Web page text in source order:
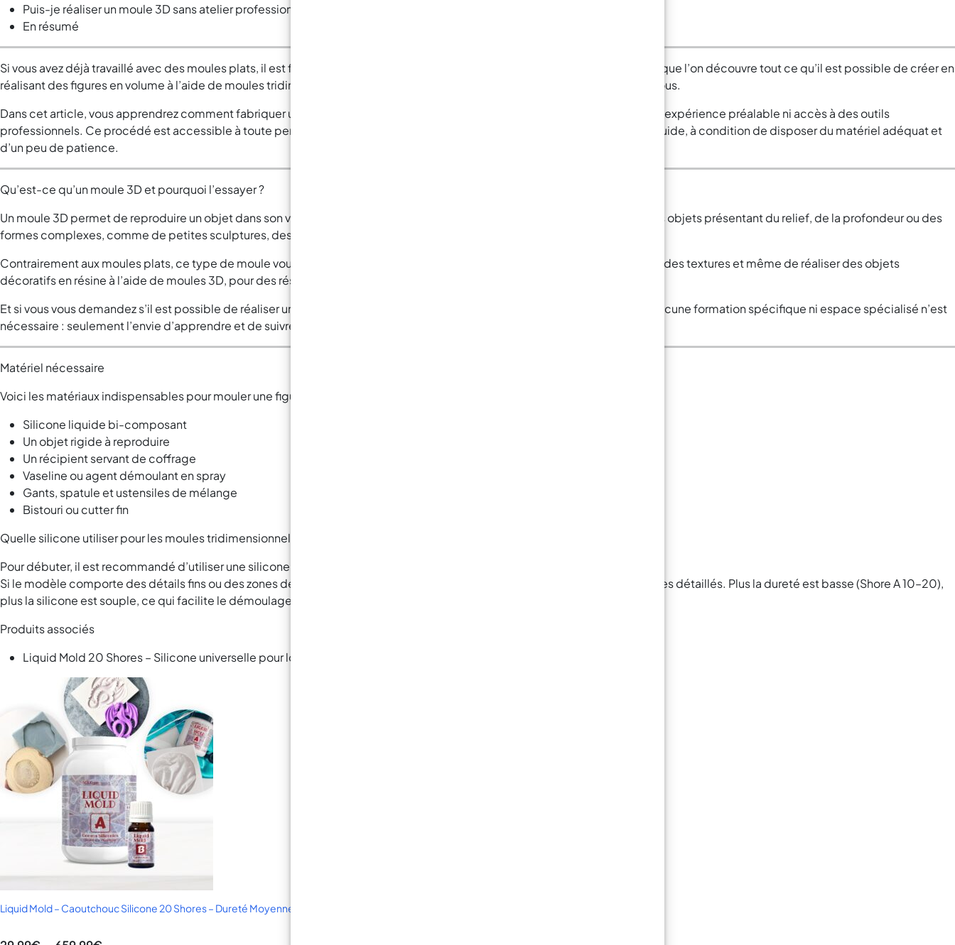
Puis-je réaliser un moule 3D sans atelier professionnel ?
En résumé
Si vous avez déjà travaillé avec des moules plats, il est fort probable que vous ayez envie d’aller un peu plus loin. En effet, lorsque l’on découvre tout ce qu’il est possible de créer en
réalisant des figures en volume à l’aide de moules tridimensionnels, un immense champ de possibilités créatives s’ouvre à nous.
Dans cet article, vous apprendrez comment fabriquer un moule 3D en silicone, étape par étape, même si vous n’avez aucune expérience préalable ni accès à des outils
professionnels. Ce procédé est accessible à toute personne souhaitant mouler des objets à la maison avec de la silicone liquide, à condition de disposer du matériel adéquat et
d’un peu de patience.
Qu’est-ce qu’un moule 3D et pourquoi l’essayer ?
Un moule 3D permet de reproduire un objet dans son volume complet, et non pas seulement sur une face. Il est idéal pour les objets présentant du relief, de la profondeur ou des
formes complexes, comme de petites sculptures, des boîtes à bijoux ou des objets décoratifs.
Contrairement aux moules plats, ce type de moule vous permet d’expérimenter des finitions professionnelles, des couleurs, des textures et même de réaliser des objets
décoratifs en résine à l’aide de moules 3D, pour des résultats durables et uniques.
Et si vous vous demandez s’il est possible de réaliser un moule 3D sans expérience préalable, ce tutoriel est fait pour vous. Aucune formation spécifique ni espace spécialisé n’est
nécessaire : seulement l’envie d’apprendre et de suivre les étapes avec soin.
Matériel nécessaire
Voici les matériaux indispensables pour mouler une figure 3D à la maison :
Silicone liquide bi-composant
Un objet rigide à reproduire
Un récipient servant de coffrage
Vaseline ou agent démoulant en spray
Gants, spatule et ustensiles de mélange
Bistouri ou cutter fin
Quelle silicone utiliser pour les moules tridimensionnels ?
Pour débuter, il est recommandé d’utiliser une silicone avec une dureté Shore comprise entre 10 et 30. Pourquoi ?
Si le modèle comporte des détails fins ou des zones délicates, il est essentiel de choisir la bonne dureté Shore pour les moules détaillés. Plus la dureté est basse (Shore A 10–20),
plus la silicone est souple, ce qui facilite le démoulage sans endommager la pièce.
Produits associés
Liquid Mold 20 Shores – Silicone universelle pour loisirs créatifs et sculptures
Liquid Mold – Caoutchouc Silicone 20 Shores – Dureté Moyenne, Polyvalent!